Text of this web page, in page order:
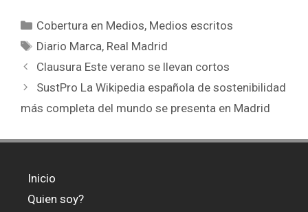
Categorías
Cobertura en Medios, Medios escritos
Etiquetas
Diario Marca, Real Madrid
Clausura Este verano se llevan cortos
SustPro La Wikipedia española de sostenibilidad
más completa del mundo se presenta en Madrid
Inicio
Quien soy?